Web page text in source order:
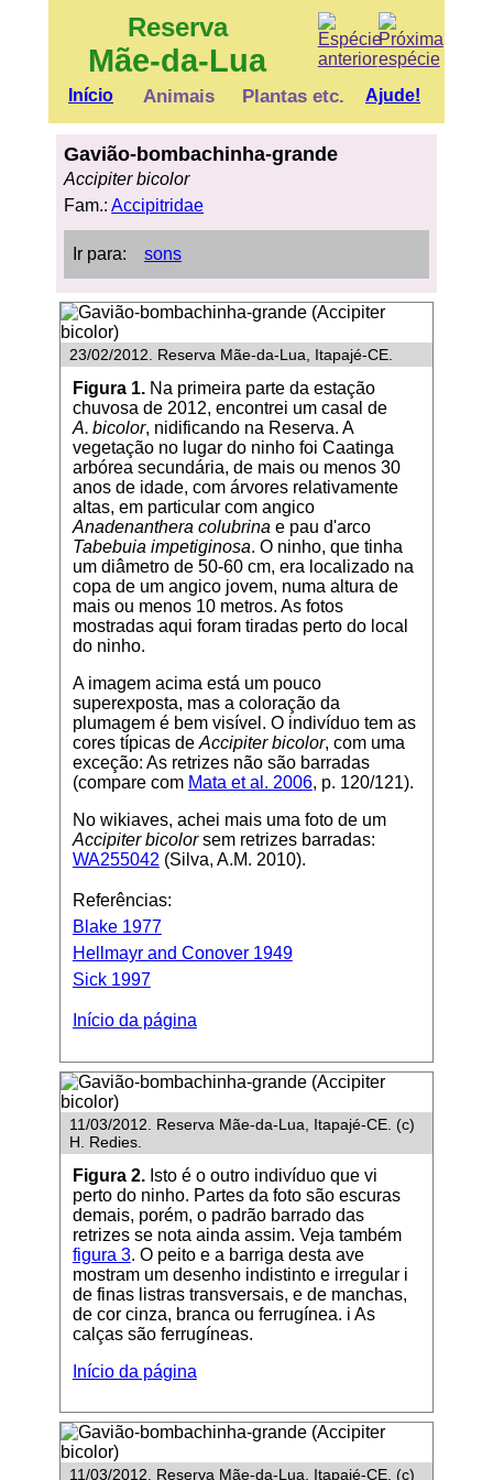
Reserva
Mãe-da-Lua
Início Animais Plantas etc. Ajude!
Gavião-bombachinha-grande
Accipiter bicolor
Fam.:Accipitridae
Ir para:sons
23/02/2012. Reserva Mãe-da-Lua, Itapajé-CE.
Figura 1.Na primeira parte da estação
chuvosa de 2012, encontrei um casal de
A. bicolor, nidificando na Reserva. A
vegetação no lugar do ninho foi Caatinga
arbórea secundária, de mais ou menos 30
anos de idade, com árvores relativamente
altas, em particular com angico
Anadenanthera colubrina e pau d'arco
Tabebuia impetiginosa. O ninho, que tinha
um diâmetro de 50-60 cm, era localizado na
copa de um angico jovem, numa altura de
mais ou menos 10 metros. As fotos
mostradas aqui foram tiradas perto do local
do ninho.
A imagem acima está um pouco
superexposta, mas a coloração da
plumagem é bem visível. O indivíduo tem as
cores típicas de Accipiter bicolor, com uma
exceção: As retrizes não são barradas
(compare com Mata et al. 2006, p. 120/121).
No wikiaves, achei mais uma foto de um
Accipiter bicolorsem retrizes barradas:
WA255042 (Silva, A.M. 2010).
Referências:
Blake 1977
Hellmayr and Conover 1949
Sick 1997
Início da página
11/03/2012. Reserva Mãe-da-Lua, Itapajé-CE. (c)
H. Redies.
Figura 2.Isto é o outro indivíduo que vi
perto do ninho. Partes da foto são escuras
demais, porém, o padrão barrado das
retrizes se nota ainda assim. Veja também
figura 3. O peito e a barriga desta ave
mostram um desenho indistinto e irregular i
de finas listras transversais, e de manchas,
de cor cinza, branca ou ferrugínea. i As
calças são ferrugíneas.
Início da página
11/03/2012. Reserva Mãe-da-Lua, Itapajé-CE. (c)